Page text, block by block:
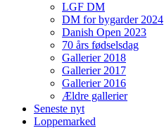
LGF DM
DM for bygarder 2024
Danish Open 2023
70 års fødselsdag
Gallerier 2018
Gallerier 2017
Gallerier 2016
Ældre gallerier
Seneste nyt
Loppemarked